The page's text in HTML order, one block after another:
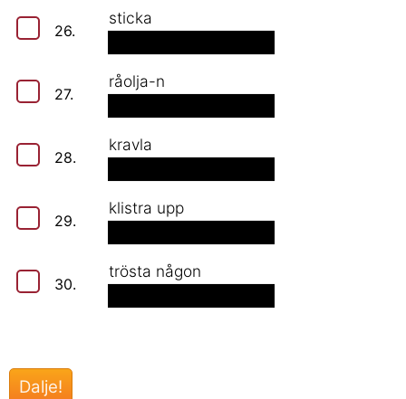
26.
sticka
27.
råolja-n
28.
kravla
29.
klistra upp
30.
trösta någon